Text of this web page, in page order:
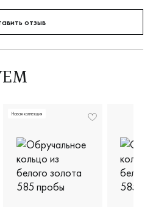
отзыв
Новая коллекция